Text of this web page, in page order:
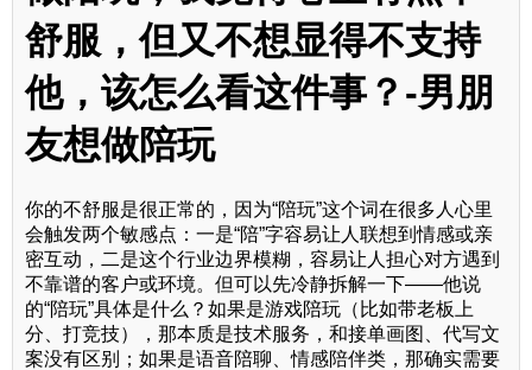
舒服，但又不想显得不支持
他，该怎么看这件事？-男朋
友想做陪玩
你的不舒服是很正常的，因为“陪玩”这个词在很多人心里
会触发两个敏感点：一是“陪”字容易让人联想到情感或亲
密互动，二是这个行业边界模糊，容易让人担心对方遇到
不靠谱的客户或环境。但可以先冷静拆解一下——他说
的“陪玩”具体是什么？如果是游戏陪玩（比如带老板上
分、打竞技），那本质是技术服务，和接单画图、代写文
案没有区别；如果是语音陪聊、情感陪伴类，那确实需要